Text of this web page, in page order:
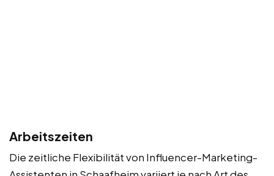
Arbeitszeiten
Die zeitliche Flexibilität von Influencer-Marketing-